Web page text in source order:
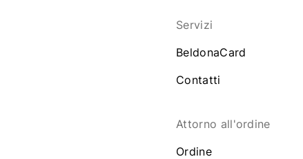
Servizi
BeldonaCard
Contatti
Attorno all'ordine
Ordine